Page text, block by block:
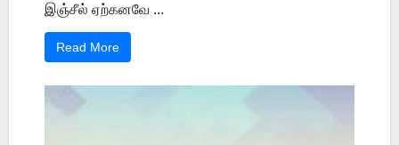
இஞ்சீல் ஏற்கனவே ...
Read More